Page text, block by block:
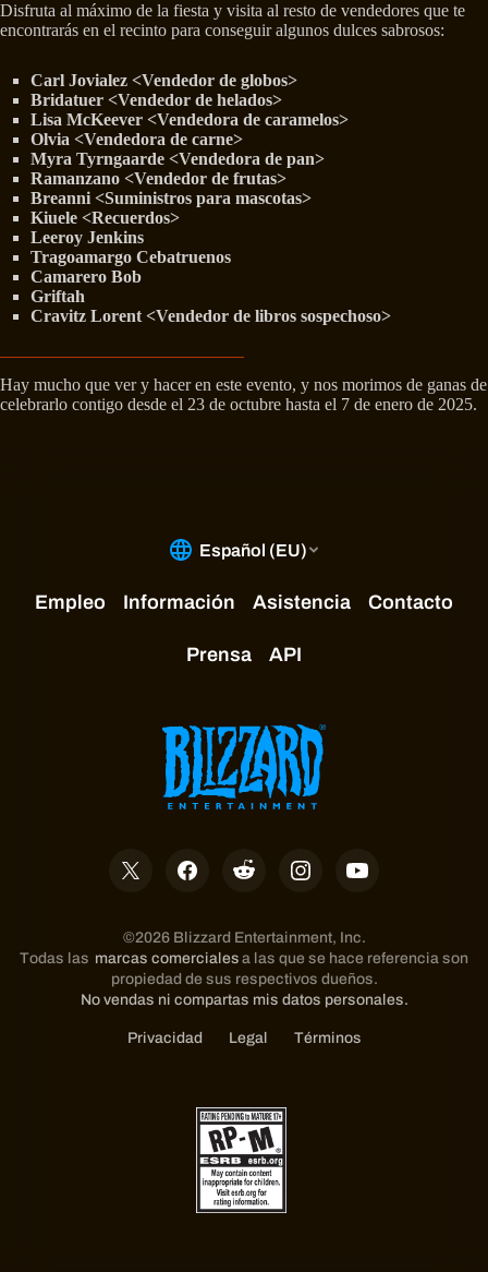
Disfruta al máximo de la fiesta y visita al resto de vendedores que te
encontrarás en el recinto para conseguir algunos dulces sabrosos:
Carl Jovialez <Vendedor de globos>
Bridatuer <Vendedor de helados>
Lisa McKeever <Vendedora de caramelos>
Olvia <Vendedora de carne>
Myra Tyrngaarde <Vendedora de pan>
Ramanzano <Vendedor de frutas>
Breanni <Suministros para mascotas>
Kiuele <Recuerdos>
Leeroy Jenkins
Tragoamargo Cebatruenos
Camarero Bob
Griftah
Cravitz Lorent <Vendedor de libros sospechoso>
Hay mucho que ver y hacer en este evento, y nos morimos de ganas de
celebrarlo contigo desde el 23 de octubre hasta el 7 de enero de 2025.